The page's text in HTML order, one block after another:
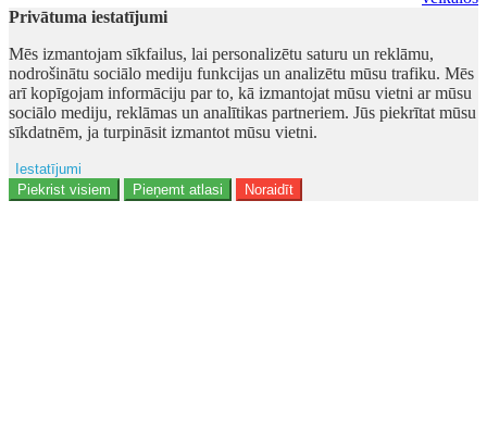
Privātuma iestatījumi
Mēs izmantojam sīkfailus, lai personalizētu saturu un reklāmu,
nodrošinātu sociālo mediju funkcijas un analizētu mūsu trafiku. Mēs
arī kopīgojam informāciju par to, kā izmantojat mūsu vietni ar mūsu
sociālo mediju, reklāmas un analītikas partneriem. Jūs piekrītat mūsu
sīkdatnēm, ja turpināsit izmantot mūsu vietni.
Iestatījumi
Reklāma
Piekrist visiem Pieņemt atlasi Noraidīt